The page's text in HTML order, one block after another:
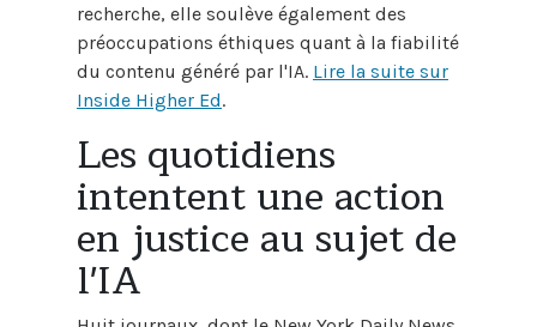
recherche, elle soulève également des
préoccupations éthiques quant à la fiabilité
du contenu généré par l'IA. Lire la suite sur
Inside Higher Ed.
Les quotidiens
intentent une action
en justice au sujet de
l'IA